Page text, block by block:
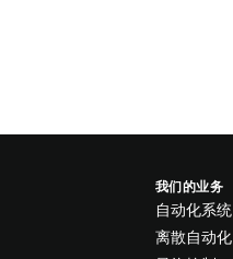
我们的业务
自动化系统
离散自动化